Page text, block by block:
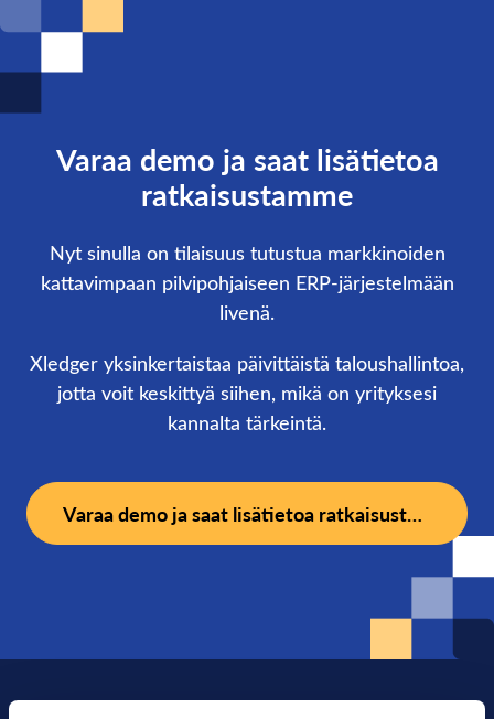
Varaa demo ja saat lisätietoa
ratkaisustamme
Nyt sinulla on tilaisuus tutustua markkinoiden
kattavimpaan pilvipohjaiseen ERP-järjestelmään
livenä.
Xledger yksinkertaistaa päivittäistä taloushallintoa,
jotta voit keskittyä siihen, mikä on yrityksesi
kannalta tärkeintä.
Varaa demo ja saat lisätietoa ratkaisustamme.